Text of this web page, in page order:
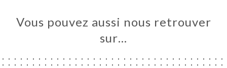
Vous pouvez aussi nous retrouver
sur…